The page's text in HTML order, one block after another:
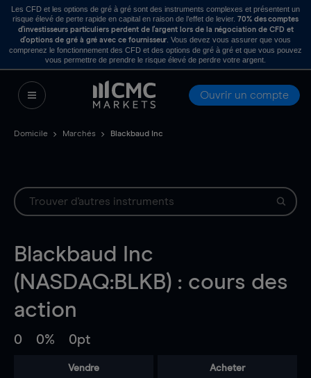
Les CFD et les options de gré à gré sont des instruments complexes et présentent un
risque élevé de perte rapide en capital en raison de l’effet de levier. 70% des comptes
d’investisseurs particuliers perdent de l’argent lors de la négociation de CFD et
d’options de gré à gré avec ce fournisseur . Vous devez vous assurer que vous
comprenez le fonctionnement des CFD et des options de gré à gré et que vous pouvez
vous permettre de prendre le risque élevé de perdre votre argent.
Ouvrir un compte
Domicile Marchés Blackbaud Inc
Blackbaud Inc
(NASDAQ:BLKB) : cours des
action
0 0% 0pt
Vendre Acheter